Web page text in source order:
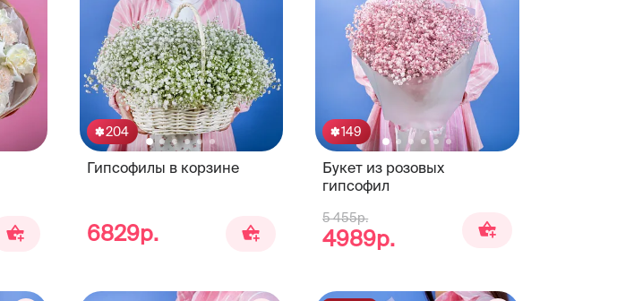
204
Гипсофилы в корзине
6829р.
149
Букет из розовых
гипсофил
5 455р.
4989р.